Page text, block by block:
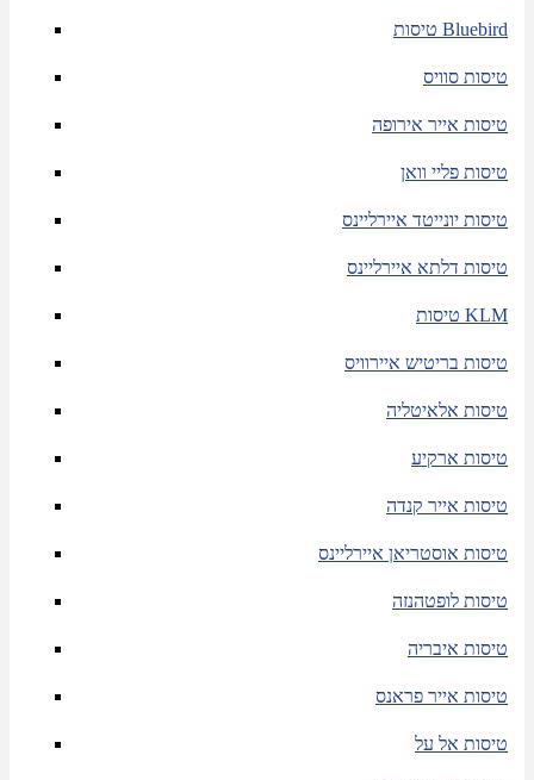
טיסות Bluebird
טיסות סוויס
טיסות אייר אירופה
טיסות פליי וואן
טיסות יונייטד איירליינס
טיסות דלתא איירליינס
טיסות KLM
טיסות בריטיש איירוויס
טיסות אלאיטליה
טיסות ארקיע
טיסות אייר קנדה
טיסות אוסטריאן איירליינס
טיסות לופטהנזה
טיסות איבריה
טיסות אייר פראנס
טיסות אל על